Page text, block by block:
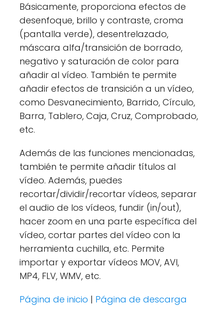
Básicamente, proporciona efectos de
desenfoque, brillo y contraste, croma
(pantalla verde), desentrelazado,
máscara alfa/transición de borrado,
negativo y saturación de color para
añadir al vídeo. También te permite
añadir efectos de transición a un vídeo,
como Desvanecimiento, Barrido, Círculo,
Barra, Tablero, Caja, Cruz, Comprobado,
etc.
Además de las funciones mencionadas,
también te permite añadir títulos al
vídeo. Además, puedes
recortar/dividir/recortar vídeos, separar
el audio de los vídeos, fundir (in/out),
hacer zoom en una parte específica del
vídeo, cortar partes del vídeo con la
herramienta cuchilla, etc. Permite
importar y exportar vídeos MOV, AVI,
MP4, FLV, WMV, etc.
Página de inicio | Página de descarga